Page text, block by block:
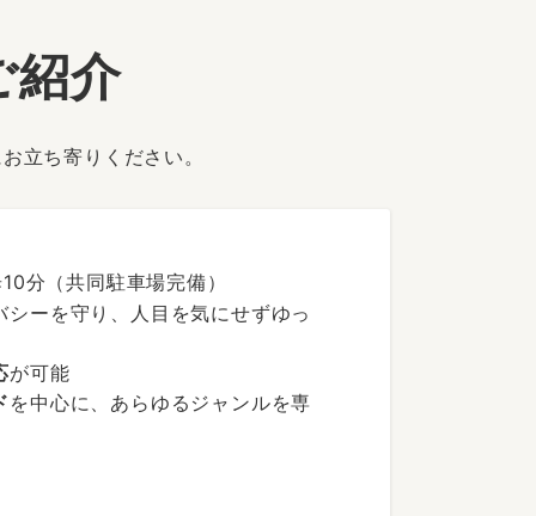
紹介
立ち寄りください。
分（共同駐車場完備）
シーを守り、人目を気にせずゆっ
が可能
を中心に、あらゆるジャンルを専